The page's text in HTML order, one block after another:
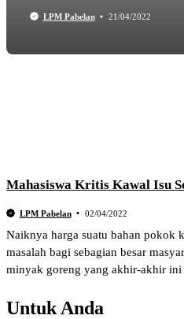
LPM Pabelan 21/04/2022
Mahasiswa Kritis Kawal Isu
LPM Pabelan 02/04/2022
Naiknya harga suatu bahan pokok
masalah bagi sebagian besar
minyak goreng yang akhir-akhir
Untuk Anda